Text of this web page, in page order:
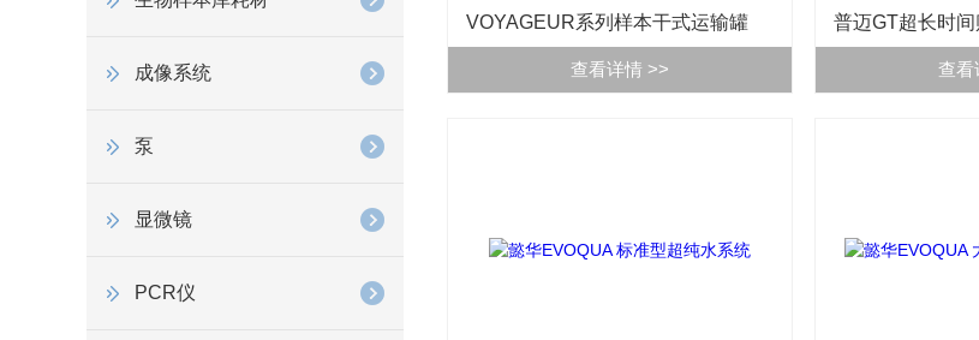
成像系统
泵
显微镜
PCR仪
VOYAGEUR系列样本干式运输罐
查看详情 >>
普迈GT超长时
查看